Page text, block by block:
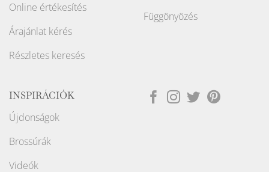
Online értékesítés
Árajánlat kérés
Részletes keresés
Függönyözés
INSPIRÁCIÓK
Újdonságok
Brossúrák
Videók